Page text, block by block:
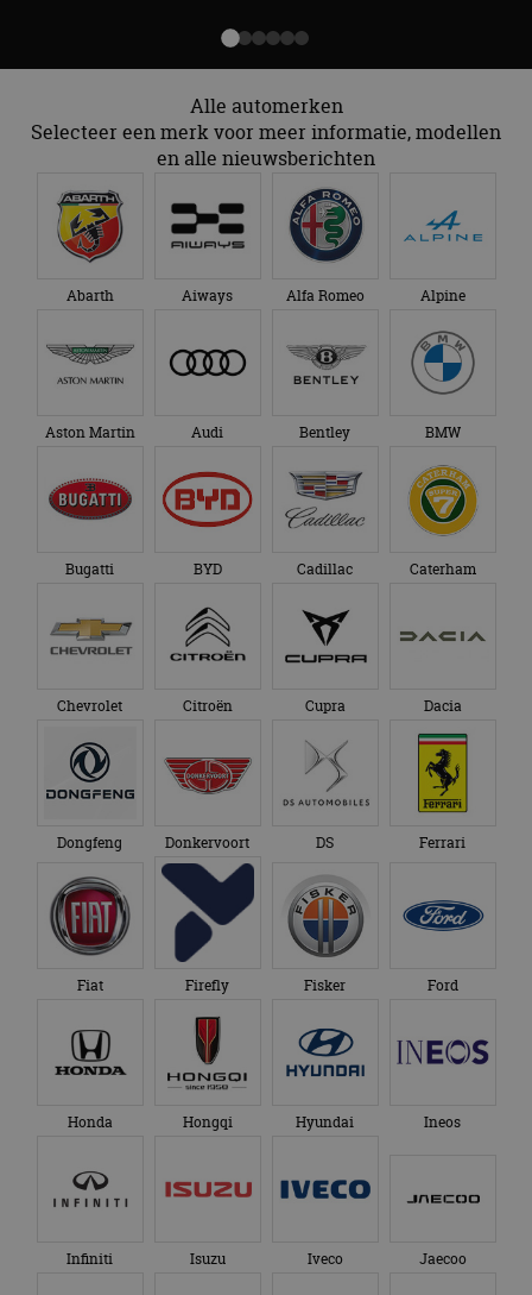
Alle automerken
Selecteer een merk voor meer informatie, modellen
en alle nieuwsberichten
Abarth Aiways Alfa Romeo Alpine
Aston Martin Audi Bentley BMW
Bugatti BYD Cadillac Caterham
Chevrolet Citroën Cupra Dacia
Dongfeng Donkervoort DS Ferrari
Fiat Firefly Fisker Ford
Honda Hongqi Hyundai Ineos
Infiniti Isuzu Iveco Jaecoo